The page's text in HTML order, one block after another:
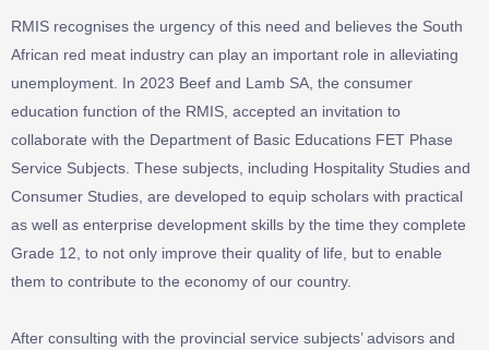
RMIS recognises the urgency of this need and believes the South
African red meat industry can play an important role in alleviating
unemployment. In 2023 Beef and Lamb SA, the consumer
education function of the RMIS, accepted an invitation to
collaborate with the Department of Basic Educations FET Phase
Service Subjects. These subjects, including Hospitality Studies and
Consumer Studies, are developed to equip scholars with practical
as well as enterprise development skills by the time they complete
Grade 12, to not only improve their quality of life, but to enable
them to contribute to the economy of our country.
After consulting with the provincial service subjects’ advisors and